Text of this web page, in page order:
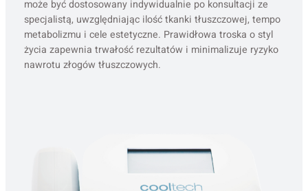
może być dostosowany indywidualnie po konsultacji ze
specjalistą, uwzględniając ilość tkanki tłuszczowej, tempo
metabolizmu i cele estetyczne. Prawidłowa troska o styl
życia zapewnia trwałość rezultatów i minimalizuje ryzyko
nawrotu złogów tłuszczowych.